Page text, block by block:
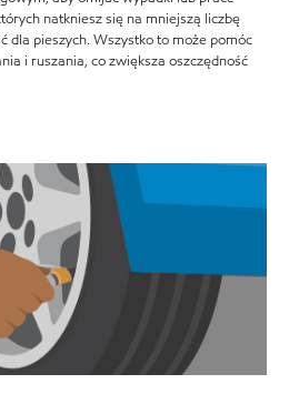
natkniesz się na mniejszą liczbę
dla pieszych. Wszystko to może pomóc
i ruszania, co zwiększa oszczędność